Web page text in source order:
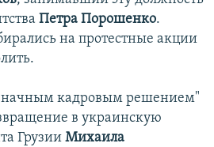
Петра Порошенко.
на протестные акции
кадровым решением"
в украинскую
Грузии Михаила